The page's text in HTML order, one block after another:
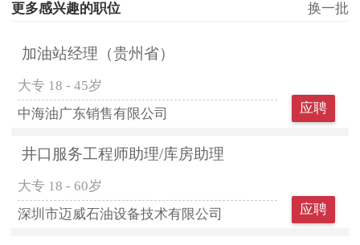
更多感兴趣的职位 换一批
加油站经理（贵州省）
大专 18 - 45岁
中海油广东销售有限公司
应聘
井口服务工程师助理/库房助理
大专 18 - 60岁
深圳市迈威石油设备技术有限公司
应聘